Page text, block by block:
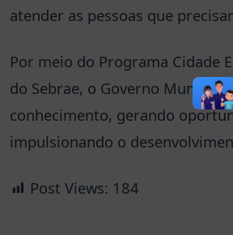
atender as pessoas que
Por meio do Programa Cidade
do Sebrae, o Governo
conhecimento, gerando
impulsionando o
Post Views: 184